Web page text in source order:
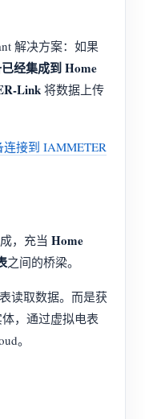
解决方案：如果
经集成到 Home
Link 将数据上传
连接到 IAMMETER
，充当 Home
之间的桥梁。
读取数据。而是获
，通过虚拟电表
。